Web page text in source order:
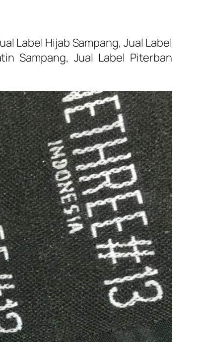
Label Hijab Sampang, Jual Label
Sampang, Jual Label Piterban